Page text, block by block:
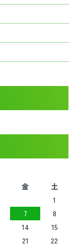
金
土
1
7
8
14
15
21
22